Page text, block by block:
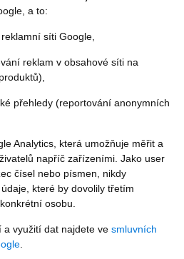
a to:
síti Google,
reklam v obsahové síti na
přehledy (reportování anonymních
Analytics, která umožňuje měřit a
napříč zařízeními. Jako user
čísel nebo písmen, nikdy
které by dovolily třetím
osobu.
využití dat najdete ve smluvních